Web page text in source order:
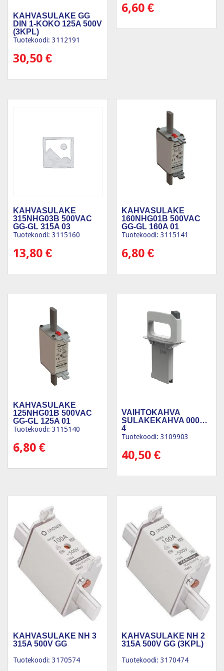
KAHVASULAKE GG
DIN 1-KOKO 125A 500V
(3KPL)
Tuotekoodi: 3112191
30,50 €
6,60€
KAHVASULAKE
315NHG03B 500VAC
GG-GL 315A 03
Tuotekoodi: 3115160
13,80 €
KAHVASULAKE
160NHG01B 500VAC
GG-GL 160A 01
Tuotekoodi: 3115141
6,80€
KAHVASULAKE
125NHG01B 500VAC
GG-GL 125A 01
Tuotekoodi: 3115140
6,80 €
VAIHTOKAHVA
SULAKEKAHVA 000…
4
Tuotekoodi: 3109903
40,50€
KAHVASULAKE NH 3
315A 500V GG
Tuotekoodi: 3170574
KAHVASULAKE NH 2
315A 500V GG (3KPL)
Tuotekoodi: 3170474